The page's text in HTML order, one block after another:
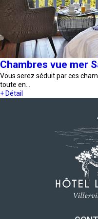
Chambres vue mer
Vous serez séduit par ces
toute en…
+ Détail